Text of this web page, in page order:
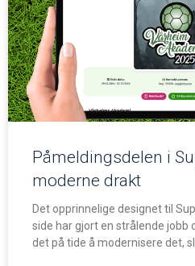
Påmeldingsdelen i
moderne drakt
Det opprinnelige designet til
side har gjort en strålende jobb
det på tide å modernisere det,